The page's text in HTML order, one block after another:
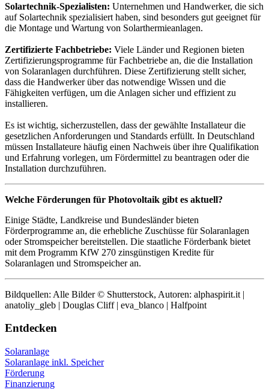
Solartechnik-Spezialisten: Unternehmen und Handwerker, die sich
auf Solartechnik spezialisiert haben, sind besonders gut geeignet für
die Montage und Wartung von Solarthermieanlagen.
Zertifizierte Fachbetriebe: Viele Länder und Regionen bieten
Zertifizierungsprogramme für Fachbetriebe an, die die Installation
von Solaranlagen durchführen. Diese Zertifizierung stellt sicher,
dass die Handwerker über das notwendige Wissen und die
Fähigkeiten verfügen, um die Anlagen sicher und effizient zu
installieren.
Es ist wichtig, sicherzustellen, dass der gewählte Installateur die
gesetzlichen Anforderungen und Standards erfüllt. In Deutschland
müssen Installateure häufig einen Nachweis über ihre Qualifikation
und Erfahrung vorlegen, um Fördermittel zu beantragen oder die
Installation durchzuführen.
Welche Förderungen für Photovoltaik gibt es aktuell?
Einige Städte, Landkreise und Bundesländer bieten
Förderprogramme an, die erhebliche Zuschüsse für Solaranlagen
oder Stromspeicher bereitstellen. Die staatliche Förderbank bietet
mit dem Programm KfW 270 zinsgünstigen Kredite für
Solaranlagen und Stromspeicher an.
Bildquellen: Alle Bilder © Shutterstock, Autoren: alphaspirit.it |
anatoliy_gleb | Douglas Cliff | eva_blanco | Halfpoint
Entdecken
Solaranlage
Solaranlage inkl. Speicher
Förderung
Finanzierung